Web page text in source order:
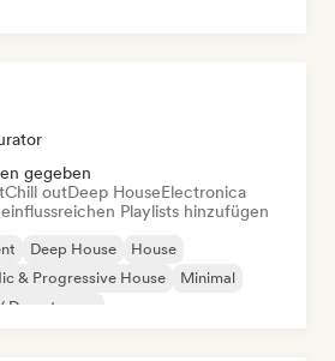
gegeben
Chill outDeep HouseElectronica
Playlists hinzufügen
Deep House
House
& Progressive House
Minimal
Downtempo